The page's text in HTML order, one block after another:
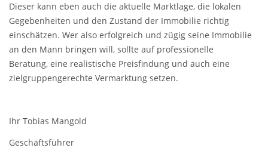
Dieser kann eben auch die aktuelle Marktlage, die lokalen
Gegebenheiten und den Zustand der Immobilie richtig
einschätzen. Wer also erfolgreich und zügig seine Immobilie
an den Mann bringen will, sollte auf professionelle
Beratung, eine realistische Preisfindung und auch eine
zielgruppengerechte Vermarktung setzen.
Ihr Tobias Mangold
Geschäftsführer